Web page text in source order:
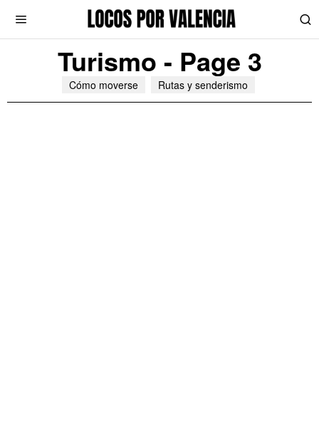
Turismo - Page 3
Cómo moverse Rutas y senderismo